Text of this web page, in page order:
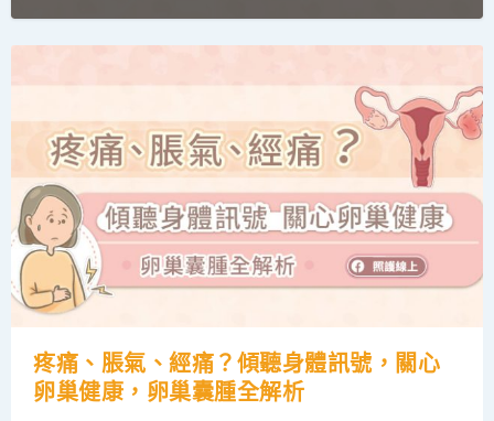
習慣吃鹹要當心！重口味真的會增加胃癌
風險嗎？研究告訴你答案！...
癌症年輕化已成趨勢，我們該如何自保？...
美麗的代價？染髮可能影響你的腎臟健
康：認識染髮劑中的隱藏風險...
意外發現膽囊息肉該怎麼辦？會不會是膽
囊癌？圖文懶人包...
最常見的成人腦癌—多形性膠質母細胞瘤
GBM...
疼痛、脹氣、經痛？傾聽身體訊號，關心
卵巢健康，卵巢囊腫全解析